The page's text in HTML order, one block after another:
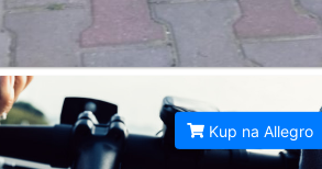
Kup na Allegro